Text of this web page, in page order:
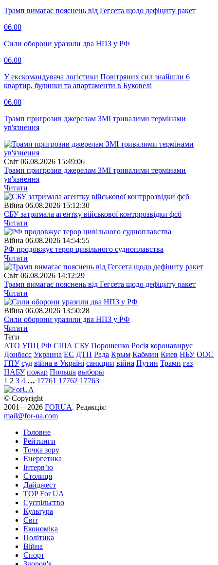
Трамп вимагає пояснень від Гегсета щодо дефіциту ракет
06.08
Сили оборони уразили два НПЗ у РФ
06.08
У екскомандувача логістики Повітряних сил знайшли 6
квартир, будинки та апартаменти в Буковелі
06.08
Трамп пригрозив джерелам ЗМІ тривалими термінами
ув'язнення
Свiт 06.08.2026 15:49:06
Трамп пригрозив джерелам ЗМІ тривалими термінами
ув'язнення
Читати
Війна 06.08.2026 15:12:30
СБУ затримала агентку військової контррозвідки фсб
Читати
Війна 06.08.2026 14:54:55
РФ продовжує терор цивільного судноплавства
Читати
Свiт 06.08.2026 14:12:29
Трамп вимагає пояснень від Гегсета щодо дефіциту ракет
Читати
Війна 06.08.2026 13:50:28
Сили оборони уразили два НПЗ у РФ
Читати
Теги
АТО УПЦ РФ США СБУ Порошенко Росія коронавирус
Донбасс Украина ЕС ДТП Рада Крым Кабмин Киев НБУ ООС
ГПУ суд війна в Україні санкции війна Путин Трамп газ
НАБУ пожар Польша выборы
1 2 3 4 … 17761 17762 17763
© Copyright
2001—2026 FORUA. Редакція:
mail@for-ua.com
Головне
Рейтинги
Точка зору
Енергетика
Інтерв’ю
Столиця
Дайджест
TOP For UA
Суспiльство
Культура
Світ
Економіка
Політика
Війна
Спорт